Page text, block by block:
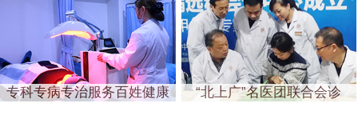
专科专病专治服务百姓健康 “北上广”名医团联合会诊